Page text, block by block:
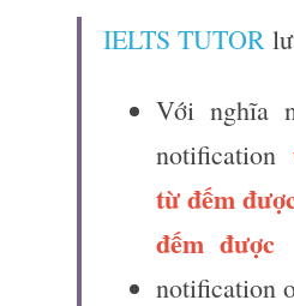
IELTS TUTOR
Với  nghĩa
notification
từ đếm
đếm  được
notification